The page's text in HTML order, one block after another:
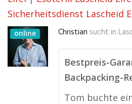
Sicherheitsdienst Lascheid
online Christian sucht in
Bestpreis-
Backpacking-
Tom buchte